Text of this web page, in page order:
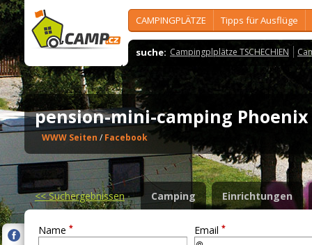
CAMPINGPLÄTZE Tipps für Ausflüge
suche: Campingplplätze TSCHECHIEN
pension-mini-camping
WWW Seiten / Facebook
<<Suchergebnissen Camping Einrichtungen
Name * Email *